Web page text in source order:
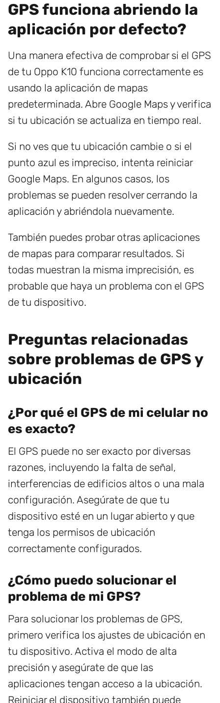
GPS funciona abriendo la
aplicación por defecto?
Una manera efectiva de comprobar si el GPS
de tu Oppo K10 funciona correctamente es
usando la aplicación de mapas
predeterminada. Abre Google Maps y verifica
si tu ubicación se actualiza en tiempo real.
Si no ves que tu ubicación cambie o si el
punto azul es impreciso, intenta reiniciar
Google Maps. En algunos casos, los
problemas se pueden resolver cerrando la
aplicación y abriéndola nuevamente.
También puedes probar otras aplicaciones
de mapas para comparar resultados. Si
todas muestran la misma imprecisión, es
probable que haya un problema con el GPS
de tu dispositivo.
Preguntas relacionadas
sobre problemas de GPS y
ubicación
¿Por qué el GPS de mi celular no
es exacto?
El GPS puede no ser exacto por diversas
razones, incluyendo la falta de señal,
interferencias de edificios altos o una mala
configuración. Asegúrate de que tu
dispositivo esté en un lugar abierto y que
tenga los permisos de ubicación
correctamente configurados.
¿Cómo puedo solucionar el
problema de mi GPS?
Para solucionar los problemas de GPS,
primero verifica los ajustes de ubicación en
tu dispositivo. Activa el modo de alta
precisión y asegúrate de que las
aplicaciones tengan acceso a la ubicación.
Reiniciar el dispositivo también puede